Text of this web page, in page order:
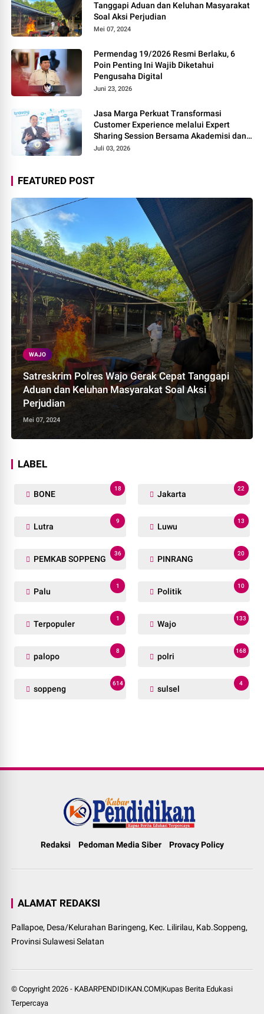
Tanggapi Aduan dan Keluhan Masyarakat
Soal Aksi Perjudian
Mei 07, 2024
Permendag 19/2026 Resmi Berlaku, 6
Poin Penting Ini Wajib Diketahui
Pengusaha Digital
Juni 23, 2026
Jasa Marga Perkuat Transformasi
Customer Experience melalui Expert
Sharing Session Bersama Akademisi dan
Praktisi
Juli 03, 2026
FEATURED POST
WAJO
Satreskrim Polres Wajo Gerak Cepat Tanggapi
Aduan dan Keluhan Masyarakat Soal Aksi
Perjudian
Mei 07, 2024
LABEL
BONE
18
Jakarta
22
Lutra
9
Luwu
13
PEMKAB SOPPENG
36
PINRANG
20
Palu
1
Politik
10
Terpopuler
1
Wajo
133
palopo
8
polri
168
soppeng
614
sulsel
4
Redaksi Pedoman Media Siber Provacy Policy
ALAMAT REDAKSI
Pallapoe, Desa/Kelurahan Baringeng, Kec. Lilirilau, Kab.Soppeng,
Provinsi Sulawesi Selatan
© Copyright2026 - KABARPENDIDIKAN.COM|Kupas Berita Edukasi
Terpercaya